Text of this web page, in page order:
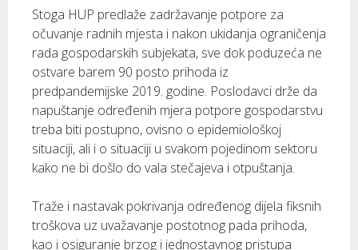
Stoga HUP predlaže zadržavanje potpore za
očuvanje radnih mjesta i nakon ukidanja ograničenja
rada gospodarskih subjekata, sve dok poduzeća ne
ostvare barem 90 posto prihoda iz
predpandemijske 2019. godine. Poslodavci drže da
napuštanje određenih mjera potpore gospodarstvu
treba biti postupno, ovisno o epidemiološkoj
situaciji, ali i o situaciji u svakom pojedinom sektoru
kako ne bi došlo do vala stečajeva i otpuštanja.
Traže i nastavak pokrivanja određenog dijela fiksnih
troškova uz uvažavanje postotnog pada prihoda,
kao i osiguranje brzog i jednostavnog pristupa